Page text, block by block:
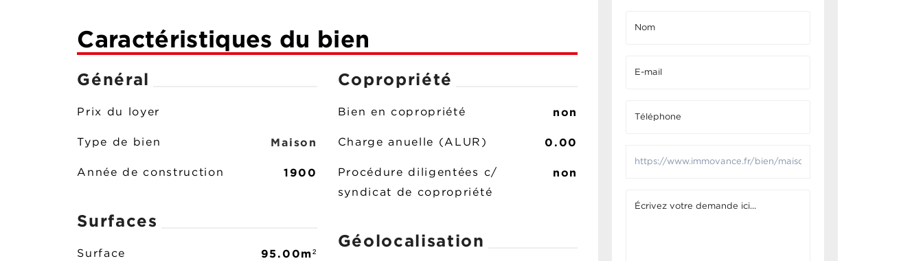
Caractéristiques du bien
Général
Prix du loyer
Type de bien Maison
Année de construction 1900
Surfaces
Surface 95.00m²
Copropriété
Bien en copropriété non
Charge anuelle (ALUR) 0.00
Procédure diligentées c/
syndicat de copropriété
non
Géolocalisation